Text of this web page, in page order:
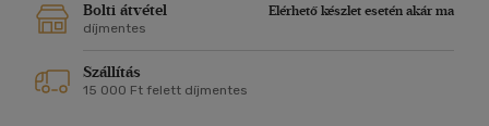
Bolti átvétel
Elérhető készlet esetén akár ma
díjmentes
Szállítás
15 000 Ft felett díjmentes